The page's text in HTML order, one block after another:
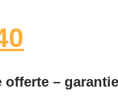
offerte –